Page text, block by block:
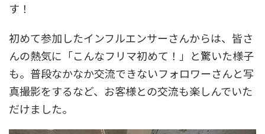
す！
初めて参加したインフルエンサーさんからは、皆さ
んの熱気に「こんなフリマ初めて！」と驚いた様子
も。普段なかなか交流できないフォロワーさんと写
真撮影をするなど、お客様との交流も楽しんでいた
だけました。